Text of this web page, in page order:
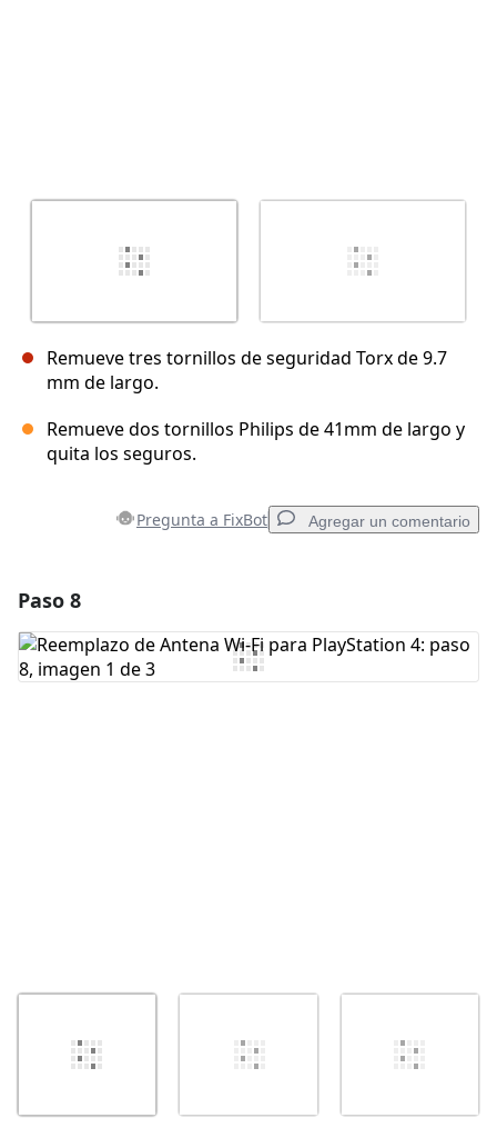
Remueve tres tornillos de seguridad Torx de 9.7
mm de largo.
Remueve dos tornillos Philips de 41mm de largo y
quita los seguros.
Pregunta a FixBot Agregar un comentario
Agregar Comentario
Paso 8